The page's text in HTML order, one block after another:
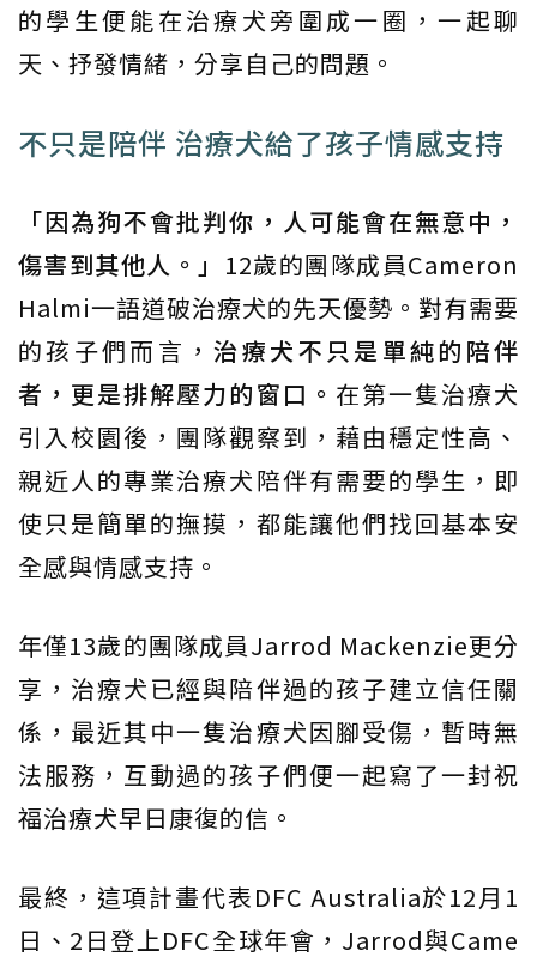
的學生便能在治療犬旁圍成一圈，一起聊
天、抒發情緒，分享自己的問題。
不只是陪伴 治療犬給了孩子情感支持
「因為狗不會批判你，人可能會在無意中，
傷害到其他人。」 12歲的團隊成員Cameron
Halmi一語道破治療犬的先天優勢。對有需要
的孩子們而言，治療犬不只是單純的陪伴
者，更是排解壓力的窗口。 在第一隻治療犬
引入校園後，團隊觀察到，藉由穩定性高、
親近人的專業治療犬陪伴有需要的學生，即
使只是簡單的撫摸，都能讓他們找回基本安
全感與情感支持。
年僅13歲的團隊成員Jarrod Mackenzie更分
享，治療犬已經與陪伴過的孩子建立信任關
係，最近其中一隻治療犬因腳受傷，暫時無
法服務，互動過的孩子們便一起寫了一封祝
福治療犬早日康復的信。
最終，這項計畫代表DFC Australia於12月1
日、2日登上DFC全球年會，Jarrod與Came